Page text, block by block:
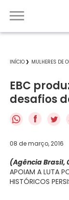
INÍCIO MULHERES DE
EBC
desafios
f
08 de março, 2016
(Agência Brasil,
APOIAM A LUTA
HISTÓRICOS